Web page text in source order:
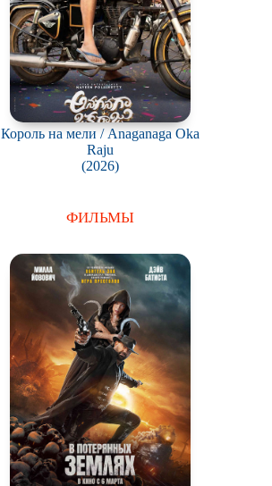
Король на мели / Anaganaga Oka
Raju
(2026)
ФИЛЬМЫ